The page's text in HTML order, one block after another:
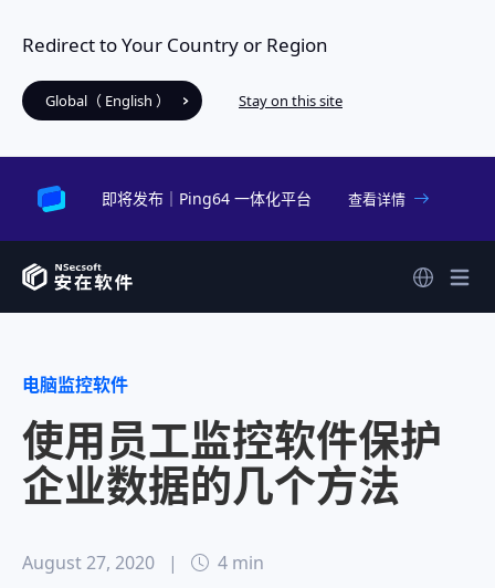
Redirect to Your Country or Region
Global（ English ） Stay on this site
即将发布｜Ping64 一体化平台 查看详情
电脑监控软件
使用员工监控软件保护
企业数据的几个方法
August 27, 2020 | 4 min